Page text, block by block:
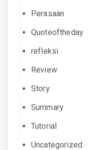
Perasaan
Quoteoftheday
refleksi
Review
Story
Summary
Tutorial
Uncategorized